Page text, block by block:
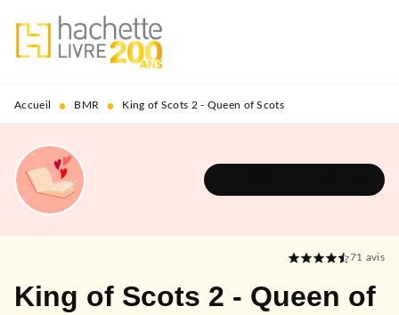
MENU RECHERCHE
PIED DE PAGE
Accueil • BMR • King of Scots 2 - Queen of Scots
71 avis
King of Scots 2 - Queen of